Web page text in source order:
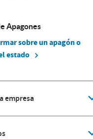
Apagones
sobre un apagón o
estado
empresa